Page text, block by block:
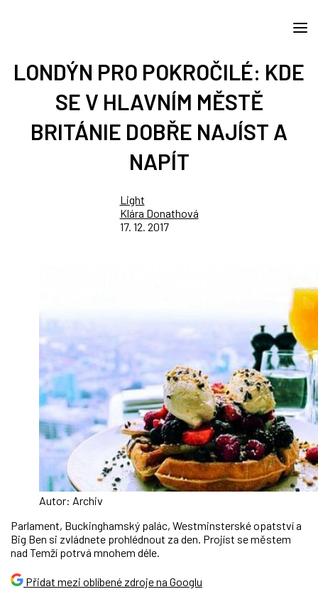
LONDÝN PRO POKROČILÉ: KDE
SE V HLAVNÍM MĚSTĚ
BRITÁNIE DOBŘE NAJÍST A
NAPÍT
Light
Klára Donathová
17. 12. 2017
Autor: Archiv
Parlament, Buckinghamský palác, Westminsterské opatství a
Big Ben si zvládnete prohlédnout za den. Projíst se městem
nad Temží potrvá mnohem déle.
Přidat mezi oblíbené zdroje na Googlu